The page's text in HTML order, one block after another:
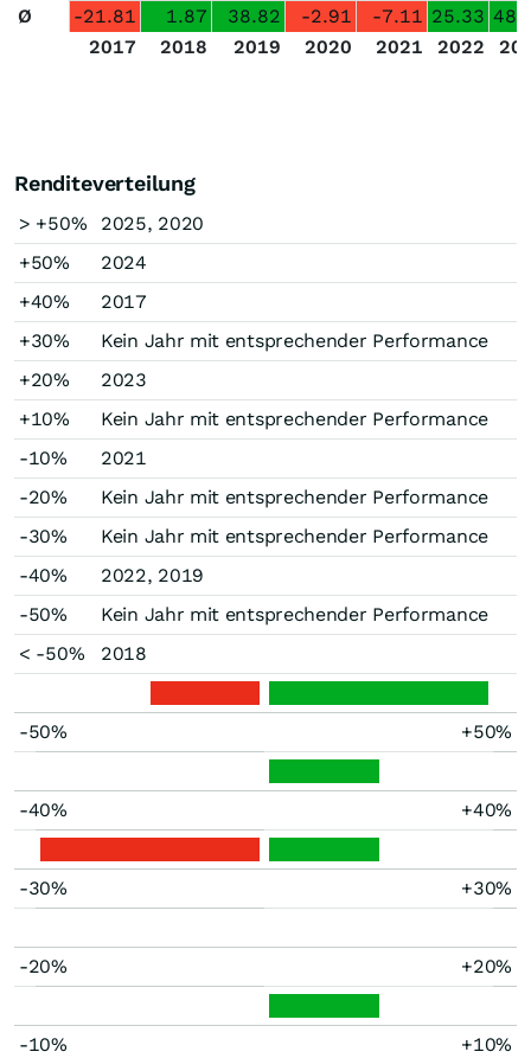
Ø
-21.81 1.87 38.82 -2.91 -7.11 25.33
2017
2018 2019 2020 2021 2022
Renditeverteilung
> +50%
2025, 2020
+50%
2024
+40%
2017
+30%
Kein Jahr mit entsprechender Performance
+20%
2023
+10%
Kein Jahr mit entsprechender Performance
-10%
2021
-20%
Kein Jahr mit entsprechender Performance
-30%
Kein Jahr mit entsprechender Performance
-40%
2022, 2019
-50%
Kein Jahr mit entsprechender Performance
< -50%
2018
-50% +50%
-40% +40%
-30% +30%
-20% +20%
-10% +10%